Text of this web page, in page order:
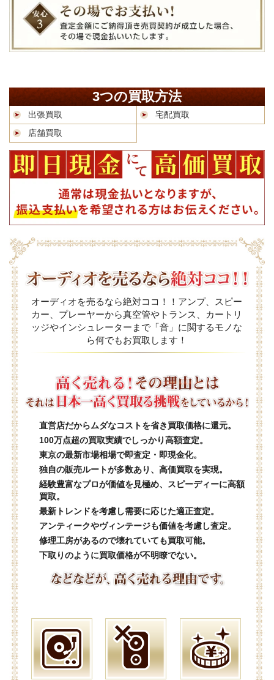
3つの買取方法
出張買取
宅配買取
店舗買取
オーディオを売るなら絶対ココ！！アンプ、スピー
カー、プレーヤーから真空管やトランス、カートリ
ッジやインシュレーターまで「音」に関するモノな
ら何でもお買取します！
直営店だからムダなコストを省き買取価格に還元。
100万点超の買取実績でしっかり高額査定。
東京の最新市場相場で即査定・即現金化。
独自の販売ルートが多数あり、高価買取を実現。
経験豊富なプロが価値を見極め、スピーディーに高額
買取。
最新トレンドを考慮し需要に応じた適正査定。
アンティークやヴィンテージも価値を考慮し査定。
修理工房があるので壊れていても買取可能。
下取りのように買取価格が不明瞭でない。